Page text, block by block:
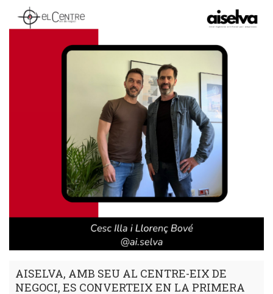
AISELVA, AMB SEU AL CENTRE-EIX DE
NEGOCI, ES CONVERTEIX EN LA PRIMERA